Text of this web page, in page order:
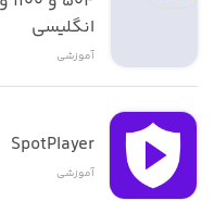
- کوفته و دلمه
-لازانیا
-سوفله
انگلیسی
آموزشی
SpotPlayer
آموزشی